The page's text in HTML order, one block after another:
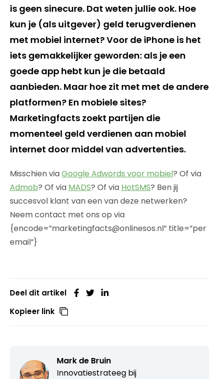
is geen sinecure. Dat weten jullie ook. Hoe
kun je (als uitgever) geld terugverdienen
met mobiel internet? Voor de iPhone is het
iets gemakkelijker geworden: als je een
goede app hebt kun je die betaald
aanbieden. Maar hoe zit met met de andere
platformen? En mobiele sites?
Marketingfacts zoekt partijen die
momenteel geld verdienen aan mobiel
internet door middel van advertenties.
Misschien viaGoogle Adwords voor mobiel? Of via
Admob? Of via MADS? Of via HotSMS? Ben jij
succesvol klant van een van deze netwerken?
Neem contact met ons op via
{encode=”marketingfacts@onlinesos.nl” title=”per
email”}
Deel dit artikel
Kopieer link
Mark de Bruin
Innovatiestrateeg bij